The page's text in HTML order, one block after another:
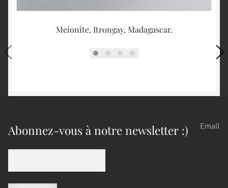
Meionite, Itrongay, Madagascar.
Abonnez-vous à notre newsletter :) Email